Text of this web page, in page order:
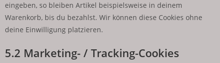
eingeben, so bleiben Artikel beispielsweise in deinem
Warenkorb, bis du bezahlst. Wir können diese Cookies ohne
deine Einwilligung platzieren.
5.2 Marketing- / Tracking-Cookies